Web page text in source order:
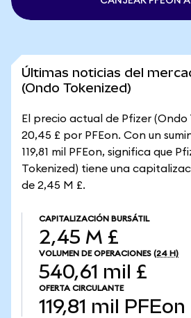
Últimas noticias del
(Ondo Tokenized)
El precio actual de Pfizer (Ondo
20,45 £ por PFEon. Con un
119,81 mil PFEon, significa que
Tokenized) tiene una
de 2,45 M £.
CAPITALIZACIÓN BURSÁTIL
2,45 M £
VOLUMEN DE OPERACIONES (24 H)
540,61 mil £
OFERTA CIRCULANTE
119,81 mil PFEon